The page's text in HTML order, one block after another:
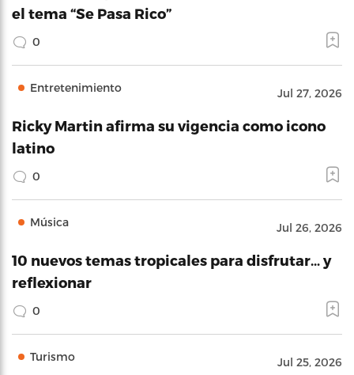
el tema “Se Pasa Rico”
0
Entretenimiento Jul 27, 2026
Ricky Martin afirma su vigencia como icono
latino
0
Música Jul 26, 2026
10 nuevos temas tropicales para disfrutar… y
reflexionar
0
Turismo Jul 25, 2026